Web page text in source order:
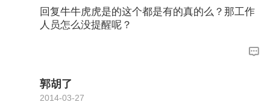
回复牛牛虎虎是的这个都是有的真的么？那工作
人员怎么没提醒呢？
郭胡了
2014-03-27